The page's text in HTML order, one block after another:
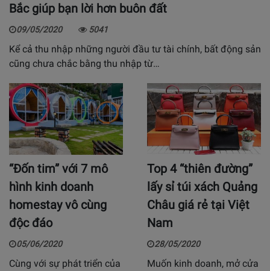
Bắc giúp bạn lời hơn buôn đất
09/05/2020 5041
Kể cả thu nhập những người đầu tư tài chính, bất động sản
cũng chưa chắc bằng thu nhập từ…
“Đốn tim” với 7 mô
hình kinh doanh
homestay vô cùng
độc đáo
05/06/2020
Cùng với sự phát triển của
Top 4 “thiên đường”
lấy sỉ túi xách Quảng
Châu giá rẻ tại Việt
Nam
28/05/2020
Muốn kinh doanh, mở cửa